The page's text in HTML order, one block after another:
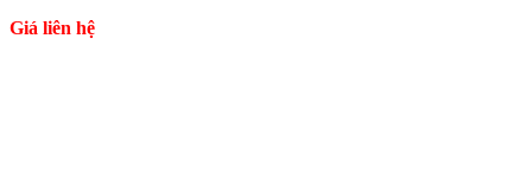
Giá liên hệ